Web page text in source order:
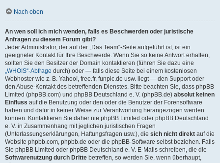
Nach oben
An wen soll ich mich wenden, falls es Beschwerden oder juristische
Anfragen zu diesem Forum gibt?
Jeder Administrator, der auf der „Das Team“-Seite aufgeführt ist, ist ein
geeigneter Kontakt für Ihre Beschwerde. Wenn Sie so keine Antwort erhalten,
sollten Sie den Besitzer der Domain kontaktieren (führen Sie dazu eine
„WHOIS“-Abfrage durch) oder — falls diese Seite bei einem kostenlosen
Webhoster wie z. B. Yahoo!, free.fr, funpic.de usw. liegt — den Support oder
den Abuse-Kontakt des betreffenden Dienstes. Bitte beachten Sie, dass phpBB
Limited (phpBB.com) und phpBB Deutschland e. V. (phpBB.de) absolut keinen
Einfluss auf die Benutzung oder den oder die Benutzer der Forensoftware
haben und dafür in keiner Weise zur Verantwortung herangezogen werden
können. Kontaktieren Sie daher nie phpBB Limited oder phpBB Deutschland
e. V. in Zusammenhang mit jeglichen juristischen Fragen
(Unterlassungserklärungen, Haftungsfragen usw.), die sich nicht direkt auf die
Website phpbb.com, phpbb.de oder die phpBB-Software selbst beziehen. Falls
Sie phpBB Limited oder phpBB Deutschland e. V. E-Mails schreiben, die die
Softwarenutzung durch Dritte betreffen, so werden Sie, wenn überhaupt,